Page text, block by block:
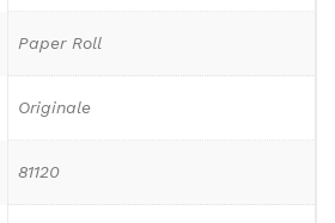
Paper Roll
Originale
81120